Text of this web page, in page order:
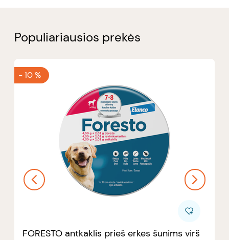
Populiariausios prekės
-10 %
FORESTO antkaklis prieš erkes šunims virš